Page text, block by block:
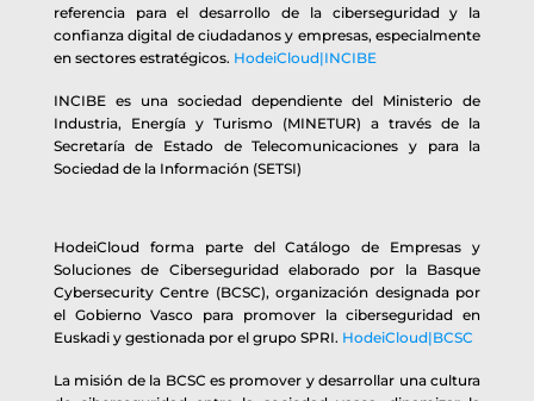
referencia para el desarrollo de la ciberseguridad y la
confianza digital de ciudadanos y empresas, especialmente
en sectores estratégicos. HodeiCloud|INCIBE
INCIBE es una sociedad dependiente del Ministerio de
Industria, Energía y Turismo (MINETUR) a través de la
Secretaría de Estado de Telecomunicaciones y para la
Sociedad de la Información (SETSI)
HodeiCloud forma parte del Catálogo de Empresas y
Soluciones de Ciberseguridad elaborado por la Basque
Cybersecurity Centre (BCSC), organización designada por
el Gobierno Vasco para promover la ciberseguridad en
Euskadi y gestionada por el grupo SPRI. HodeiCloud|BCSC
La misión de la BCSC es promover y desarrollar una cultura